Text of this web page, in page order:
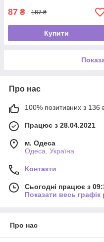
87 ₴ 187 ₴
Купити
Про нас
100% позитивних з 136
Працює з 28.04.2021
м. Одеса
Одеса, Україна
Контакти
Сьогодні працює з
Показати весь графік
Про нас